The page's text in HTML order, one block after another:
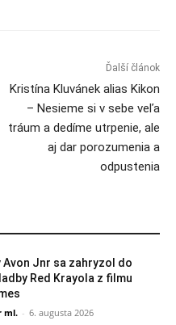
Ďalší článok
Kristína Kluvánek alias Kikon
– Nesieme si v sebe veľa
tráum a dedíme utrpenie, ale
aj dar porozumenia a
odpustenia
Avon Jnr sa zahryzol do
Red Krayola z filmu
ml. - 6. augusta 2026